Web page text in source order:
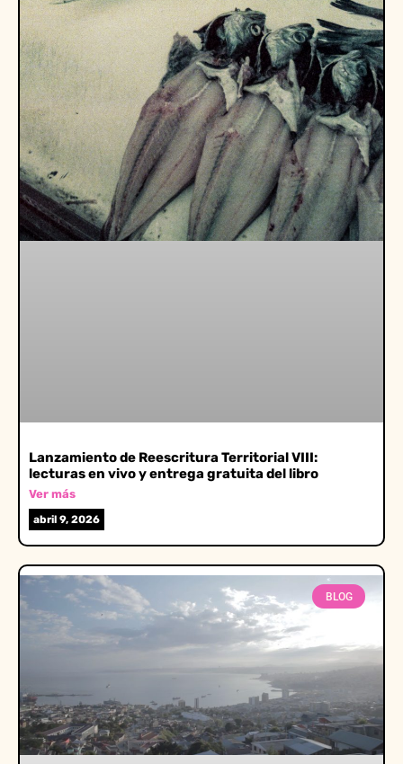
Lanzamiento de Reescritura Territorial VIII:
lecturas en vivo y entrega gratuita del libro
Ver más
abril 9, 2026
BLOG